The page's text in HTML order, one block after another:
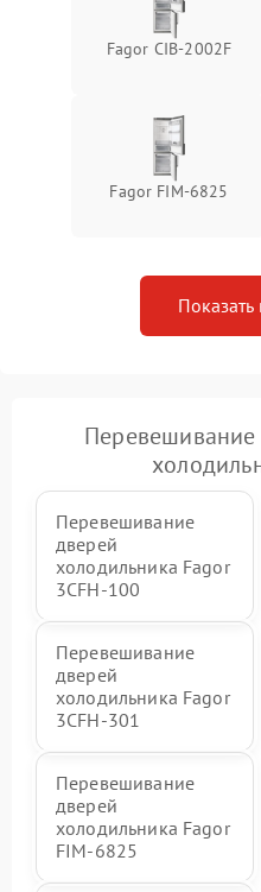
Fagor CIB-2002F
Fagor FIM-6825
Перевешивание
Перевешивание
дверей
холодильника Fagor
3CFH-100
Перевешивание
дверей
холодильника Fagor
3CFH-301
Перевешивание
дверей
холодильника Fagor
FIM-6825